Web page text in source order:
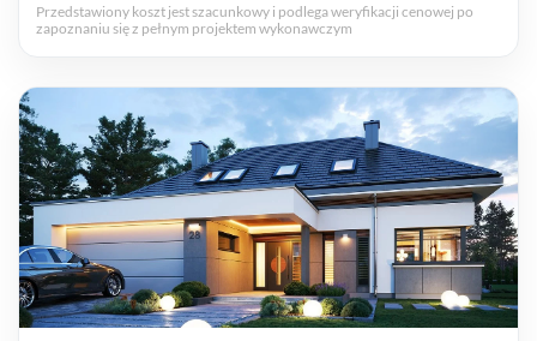
Przedstawiony koszt jest szacunkowy i podlega weryfikacji cenowej po
zapoznaniu się z pełnym projektem wykonawczym